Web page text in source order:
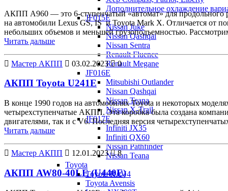
Дополнительное охлаждение
JF015E
Nissan Juke
Nissan Qashqai
Nissan Sentra
Renault Fluence
Renault Megane
JF016E
Mitsubishi Outlander
Nissan Qashqai
Nissan Teana
Nissan X-Trail
JF017E
Infiniti JX35
Infiniti QX60
Nissan Pathfinder
Nissan Teana
Toyota
Toyota RAV4
Toyota Avensis
АКПП A960 — это 6-ступенчатый «автомат» для продольного
на автомобили Lexus GS, IS и Toyota Mark X. Отличается от
небольших объемов и меньшей грузоподъемностью.
Читать дальше
Мастер АКПП 03.02.2023 0
АКПП Toyota U241E
В конце 1990 годов на автомобилях Toyota и некоторых
четырехступенчатые АКПП. Эта коробка была создана
двигателями, так и с V6. Последняя версия
Читать дальше
Мастер АКПП 12.01.2023 8
АКПП AW80-40LE (U440E)